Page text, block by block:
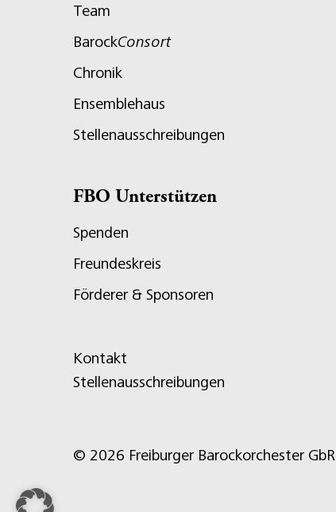
Team
BarockConsort
Chronik
Ensemblehaus
Stellenausschreibungen
FBO Unterstützen
Spenden
Freundeskreis
Förderer & Sponsoren
Kontakt
Stellenausschreibungen
© 2026 Freiburger Barockorchester GbR